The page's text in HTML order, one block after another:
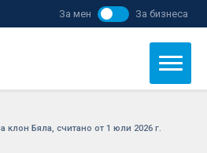
За мен За бизнеса
клон Бяла, считано от 1 юли 2026 г.